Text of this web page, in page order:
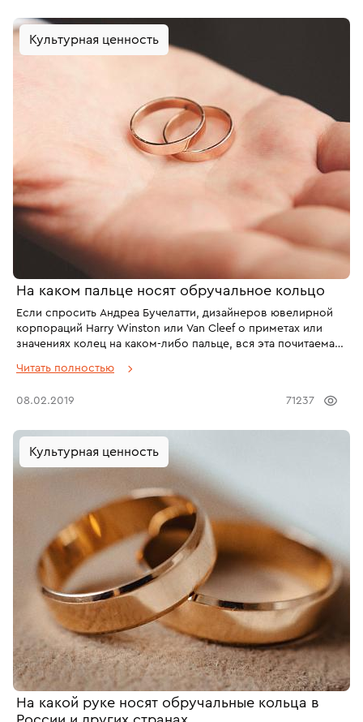
кому можно дарить золото в исламе, а для кого это будет
жестом оскорбления и неуважения.
Культурная ценность
На каком пальце носят обручальное кольцо
Если спросить Андреа Бучелатти, дизайнеров ювелирной
корпораций Harry Winston или Van Cleef о приметах или
значениях колец на каком-либо пальце, вся эта почитаемая
опешит и впадёт в многозначительное безмолвие. На каком
символ или скрытый смысл – это исключительно
искажённая влиянием криминальных авторитетов.
Читать полностью
08.02.2019 71237
Культурная ценность
На какой руке носят обручальные кольца в